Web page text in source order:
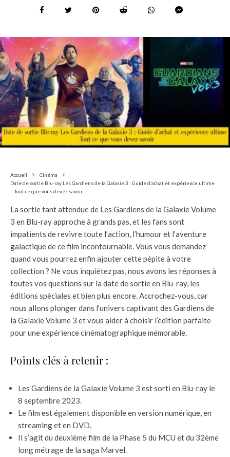
Accueil
Cinéma
Date de sortie Blu-ray Les Gardiens de la Galaxie 3 : Guide d’achat et expérience ultime
– Tout ce que vous devez savoir
La sortie tant attendue de Les Gardiens de la Galaxie Volume
3 en Blu-ray approche à grands pas, et les fans sont
impatients de revivre toute l’action, l’humour et l’aventure
galactique de ce film incontournable. Vous vous demandez
quand vous pourrez enfin ajouter cette pépite à votre
collection ? Ne vous inquiétez pas, nous avons les réponses à
toutes vos questions sur la date de sortie en Blu-ray, les
éditions spéciales et bien plus encore. Accrochez-vous, car
nous allons plonger dans l’univers captivant des Gardiens de
la Galaxie Volume 3 et vous aider à choisir l’édition parfaite
pour une expérience cinématographique mémorable.
Points clés à retenir :
Les Gardiens de la Galaxie Volume 3 est sorti en Blu-ray le
8 septembre 2023.
Le film est également disponible en version numérique, en
streaming et en DVD.
Il s’agit du deuxième film de la Phase 5 du MCU et du 32ème
long métrage de la saga Marvel.